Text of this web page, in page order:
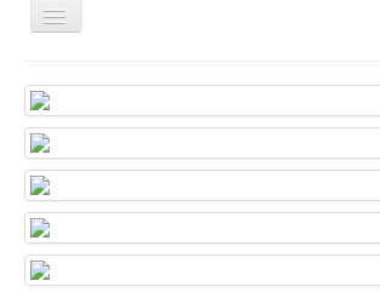
Сведения об образовательной
организации
Об институте
Студенту
Наука
Конференции